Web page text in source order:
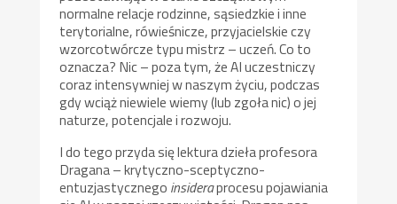
normalne relacje rodzinne, sąsiedzkie i inne
terytorialne, rówieśnicze, przyjacielskie czy
wzorcotwórcze typu mistrz – uczeń. Co to
oznacza? Nic – poza tym, że AI uczestniczy
coraz intensywniej w naszym życiu, podczas
gdy wciąż niewiele wiemy (lub zgoła nic) o jej
naturze, potencjale i rozwoju.
I do tego przyda się lektura dzieła profesora
Dragana – krytyczno-sceptyczno-
entuzjastycznego insideraprocesu pojawiania